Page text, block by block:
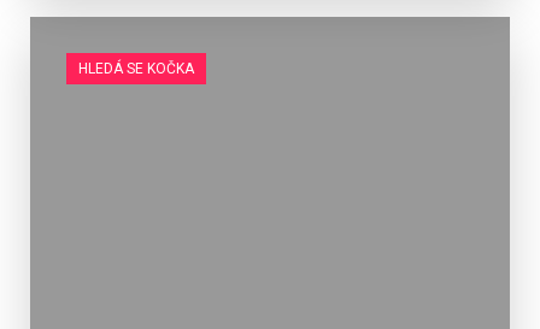
HLEDÁ SE KOČKA